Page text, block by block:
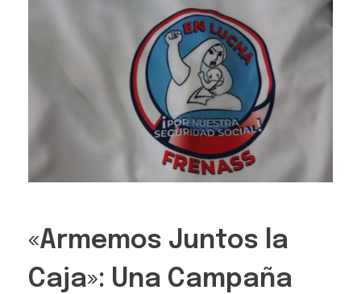
«Armemos Juntos la
Caja»: Una Campaña